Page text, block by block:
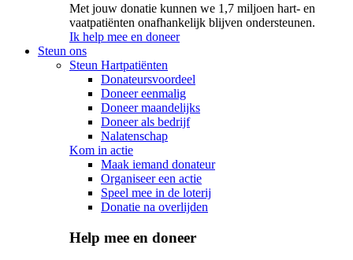
Met jouw donatie kunnen we 1,7 miljoen hart- en
vaatpatiënten onafhankelijk blijven ondersteunen.
Ik help mee en doneer
Steun ons
Steun Hartpatiënten
Donateursvoordeel
Doneer eenmalig
Doneer maandelijks
Doneer als bedrijf
Nalatenschap
Kom in actie
Maak iemand donateur
Organiseer een actie
Speel mee in de loterij
Donatie na overlijden
Help mee en doneer